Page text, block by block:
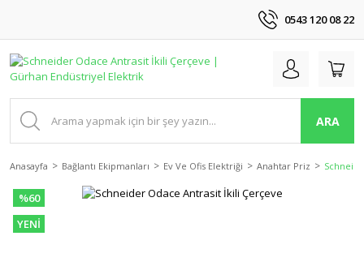
0543 120 08 22
ARA
Anasayfa Bağlantı Ekipmanları Ev Ve Ofis Elektriği Anahtar Priz
%60
YENİ